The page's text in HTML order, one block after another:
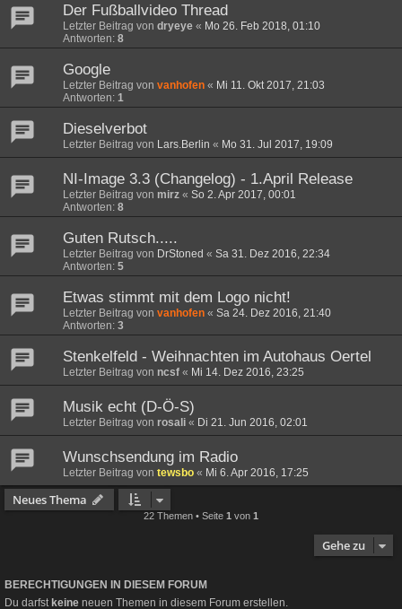
Der Fußballvideo Thread
Letzter Beitrag von dryeye « Mo 26. Feb 2018, 01:10
Antworten: 8
Google
Letzter Beitrag von vanhofen « Mi 11. Okt 2017, 21:03
Antworten: 1
Dieselverbot
Letzter Beitrag von Lars.Berlin « Mo 31. Jul 2017, 19:09
NI-Image 3.3 (Changelog) - 1.April Release
Letzter Beitrag von mirz « So 2. Apr 2017, 00:01
Antworten: 8
Guten Rutsch.....
Letzter Beitrag von DrStoned « Sa 31. Dez 2016, 22:34
Antworten: 5
Etwas stimmt mit dem Logo nicht!
Letzter Beitrag von vanhofen « Sa 24. Dez 2016, 21:40
Antworten: 3
Stenkelfeld - Weihnachten im Autohaus Oertel
Letzter Beitrag von ncsf « Mi 14. Dez 2016, 23:25
Musik echt (D-Ö-S)
Letzter Beitrag von rosali « Di 21. Jun 2016, 02:01
Wunschsendung im Radio
Letzter Beitrag von tewsbo « Mi 6. Apr 2016, 17:25
Neues Thema
22 Themen • Seite 1 von 1
Gehe zu
BERECHTIGUNGEN IN DIESEM FORUM
Du darfst keine neuen Themen in diesem Forum erstellen.